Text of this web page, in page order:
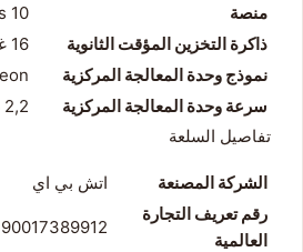
منصة
10
ذاكرة التخزين المؤقت الثانوية
16 غيغابايت
نموذج وحدة المعالجة المركزية
سرعة وحدة المعالجة المركزية
2,2 غيغاهرتز
تفاصيل السلعة
الشركة المصنعة
اتش بي اي
رقم تعريف التجارة
العالمية